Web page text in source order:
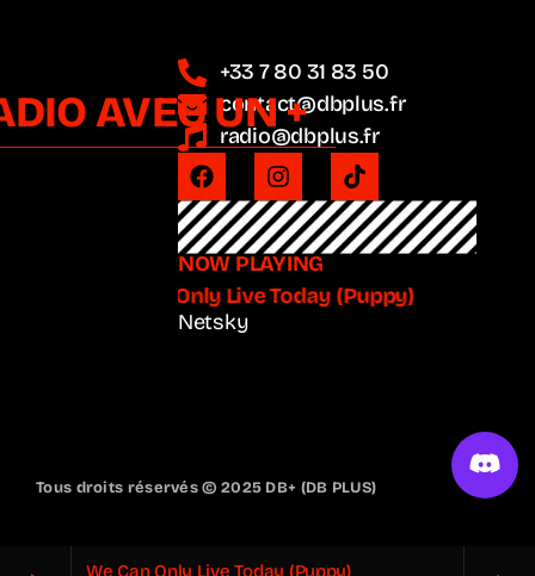
We Can Only Live Today (Puppy)
AVEC UN +
+33 7 80 31 83 50
contact@dbplus.fr
radio@dbplus.fr
NOW PLAYING
We Can Only Live Today (Puppy)
Netsky
Tous droits réservés © 2025 DB+ (DB PLUS)